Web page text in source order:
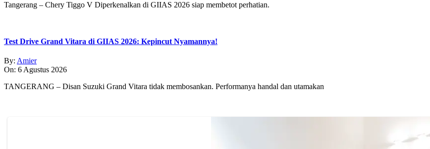
Tangerang – Chery Tiggo V Diperkenalkan di GIIAS 2026 siap membetot perhatian.
Test Drive Grand Vitara di GIIAS 2026: Kepincut Nyamannya!
By: Amier
On: 6 Agustus 2026
TANGERANG – Disan Suzuki Grand Vitara tidak membosankan. Performanya handal dan utamakan